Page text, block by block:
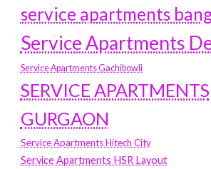
service apartments
Service Apartments
Service Apartments Gachibowli
SERVICE APARTMENTS
GURGAON
Service Apartments Hitech City
Service Apartments HSR Layout